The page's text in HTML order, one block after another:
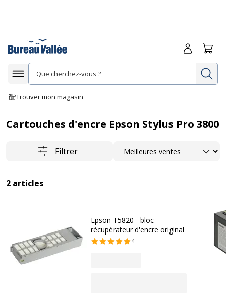
Afficher la navigation
Trouver mon magasin
Me
Cartouches d'encre Epson Stylus Pro 3800
Filtrer Trier
2 articles
Epson T5820 - bloc
récupérateur d'encre original
4